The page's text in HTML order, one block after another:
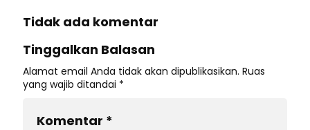
Tidak ada komentar
Tinggalkan Balasan
Alamat email Anda tidak akan dipublikasikan. Ruas
yang wajib ditandai *
Komentar *